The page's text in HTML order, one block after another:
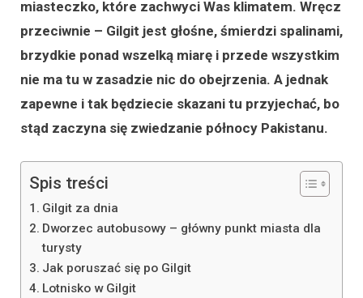
miasteczko, które zachwyci Was klimatem. Wręcz
przeciwnie – Gilgit jest głośne, śmierdzi spalinami,
brzydkie ponad wszelką miarę i przede wszystkim
nie ma tu w zasadzie nic do obejrzenia. A jednak
zapewne i tak będziecie skazani tu przyjechać, bo
stąd zaczyna się zwiedzanie północy Pakistanu.
Spis treści
Gilgit za dnia
Dworzec autobusowy – główny punkt miasta dla
turysty
Jak poruszać się po Gilgit
Lotnisko w Gilgit